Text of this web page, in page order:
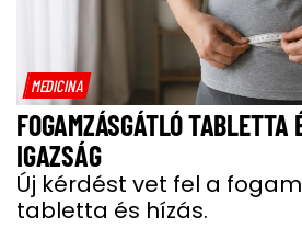
MEDICINA
FOGAMZÁSGÁTLÓ
IGAZSÁG
Új kérdést vet fel a
tabletta és hízás.